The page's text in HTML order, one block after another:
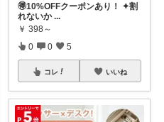
🉐10%OFFクーポンあり！ ✦割
れないか ...
￥ 398～
0 0 5
コレ いいね